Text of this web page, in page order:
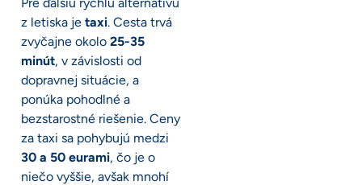
z letiska je taxi. Cesta trvá
zvyčajne okolo 25-35
minút, v závislosti od
dopravnej situácie, a
ponúka pohodlné a
bezstarostné riešenie. Ceny
za taxi sa pohybujú medzi
30 a 50 eurami, čo je o
niečo vyššie, avšak mnohí